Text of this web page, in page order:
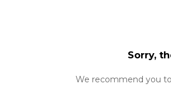
Sorry,
We recommend you